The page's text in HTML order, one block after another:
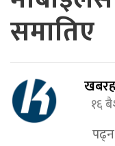
समातिए
१६